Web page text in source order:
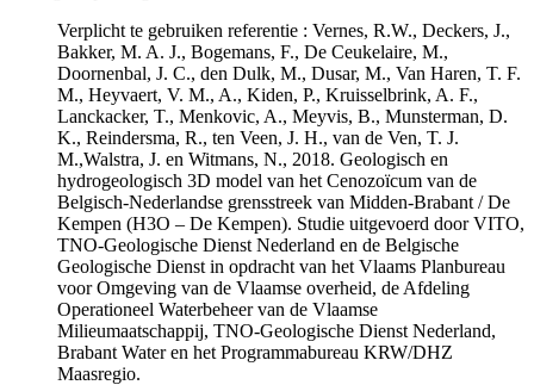
Verplicht te gebruiken referentie : Vernes, R.W., Deckers, J.,
Bakker, M. A. J., Bogemans, F., De Ceukelaire, M.,
Doornenbal, J. C., den Dulk, M., Dusar, M., Van Haren, T. F.
M., Heyvaert, V. M., A., Kiden, P., Kruisselbrink, A. F.,
Lanckacker, T., Menkovic, A., Meyvis, B., Munsterman, D.
K., Reindersma, R., ten Veen, J. H., van de Ven, T. J.
M.,Walstra, J. en Witmans, N., 2018. Geologisch en
hydrogeologisch 3D model van het Cenozoïcum van de
Belgisch-Nederlandse grensstreek van Midden-Brabant / De
Kempen (H3O – De Kempen). Studie uitgevoerd door VITO,
TNO-Geologische Dienst Nederland en de Belgische
Geologische Dienst in opdracht van het Vlaams Planbureau
voor Omgeving van de Vlaamse overheid, de Afdeling
Operationeel Waterbeheer van de Vlaamse
Milieumaatschappij, TNO-Geologische Dienst Nederland,
Brabant Water en het Programmabureau KRW/DHZ
Maasregio.